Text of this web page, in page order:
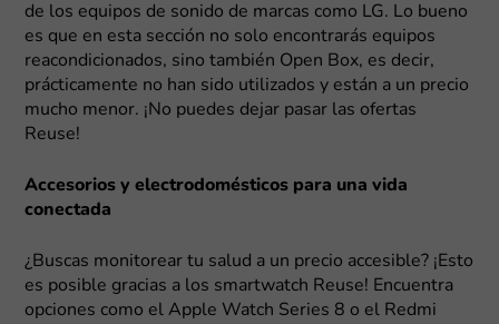
de los equipos de sonido de marcas como LG. Lo bueno
es que en esta sección no solo encontrarás equipos
reacondicionados, sino también Open Box, es decir,
prácticamente no han sido utilizados y están a un precio
mucho menor. ¡No puedes dejar pasar las ofertas
Reuse!
Accesorios y electrodomésticos para una vida
conectada
¿Buscas monitorear tu salud a un precio accesible? ¡Esto
es posible gracias a los smartwatch Reuse! Encuentra
opciones como el Apple Watch Series 8 o el Redmi